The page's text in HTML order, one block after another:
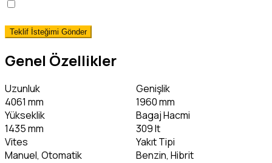
Genel Özellikler
Uzunluk
4061 mm
Genişlik
1960 mm
Yükseklik
1435 mm
Bagaj Hacmi
309 lt
Vites
Manuel, Otomatik
Yakıt Tipi
Benzin, Hibrit